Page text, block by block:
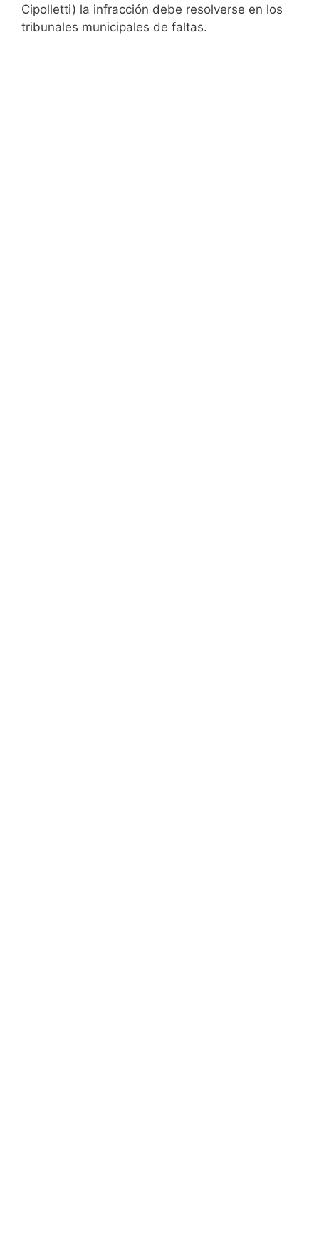
Cipolletti) la infracción debe resolverse en los
tribunales municipales de faltas.